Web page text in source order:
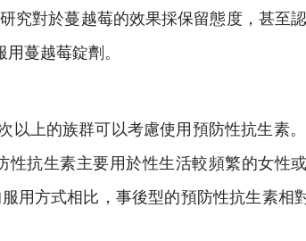
究對於蔓越莓的效果採保留態度，甚至
蔓越莓錠劑。
上的族群可以考慮使用預防性抗生素
抗生素主要用於性生活較頻繁的女性
用方式相比，事後型的預防性抗生素相